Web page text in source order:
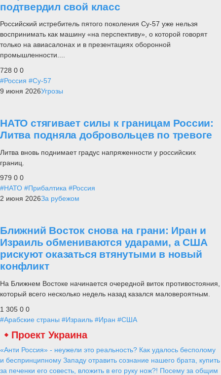
подтвердил свой класс
Российский истребитель пятого поколения Су-57 уже нельзя
воспринимать как машину «на перспективу», о которой говорят
только на авиасалонах и в презентациях оборонной
промышленности....
728 0 0
#Россия #Су-57
9 июня 2026Угрозы
НАТО стягивает силы к границам России:
Литва подняла добровольцев по тревоге
Литва вновь поднимает градус напряженности у российских
границ.
979 0 0
#НАТО #Прибалтика #Россия
2 июня 2026За рубежом
Ближний Восток снова на грани: Иран и
Израиль обмениваются ударами, а США
рискуют оказаться втянутыми в новый
конфликт
На Ближнем Востоке начинается очередной виток противостояния,
который всего несколько недель назад казался маловероятным.
1 305 0 0
#Арабские страны #Израиль #Иран #США
Проект Украина
«Анти Россия» - неужели это реальность? Как удалось бесполому
и беспринципному Западу отравить сознание нашего брата, купить
за печенки его совесть, вложить в его руку нож?! Посему за общим